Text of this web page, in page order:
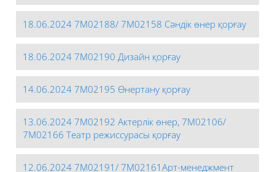
18.06.2024 7М02188/ 7М02158 Сәндік өнер қорғау
18.06.2024 7М02190 Дизайн қорғау
14.06.2024 7М02195 Өнертану қорғау
13.06.2024 7М02192 Актерлік өнер, 7М02106/
7М02166 Театр режиссурасы қорғау
12.06.2024 7М02191/ 7М02161Арт-менеджмент